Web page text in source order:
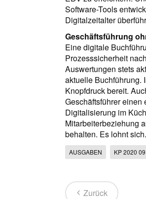
Software-Tools
Digitalzeitalter
Geschäftsführung
Eine digitale
Prozesssicherheit
Auswertungen stets
aktuelle Buchführung.
Knopfdruck bereit.
Geschäftsführer
Digitalisierung im
Mitarbeiterbeziehung
behalten. Es lohnt sich.
AUSGABEN KP 2020 09
Zurück